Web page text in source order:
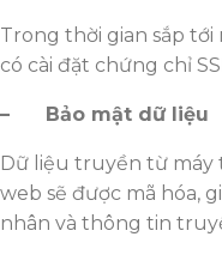
Trong thời gian sắp
có cài đặt chứng chỉ
– Bảo mật d ữliệu
Dữ liệu truyền từ máy
web sẽ được mã hóa,
nhân và thông tin